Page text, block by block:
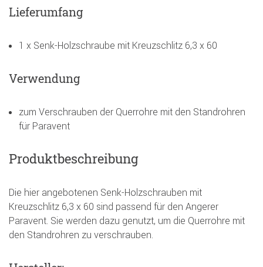
Lieferumfang
1 x Senk-Holzschraube mit Kreuzschlitz 6,3 x 60
Verwendung
zum Verschrauben der Querrohre mit den Standrohren
für Paravent
Produktbeschreibung
Die hier angebotenen Senk-Holzschrauben mit
Kreuzschlitz 6,3 x 60 sind passend für den Angerer
Paravent. Sie werden dazu genutzt, um die Querrohre mit
den Standrohren zu verschrauben.